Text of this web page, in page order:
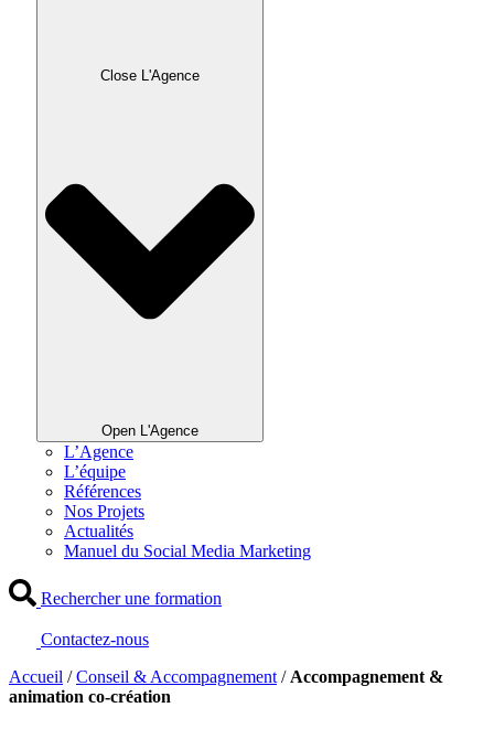
Close L'Agence
Open L'Agence
L’Agence
L’équipe
Références
Nos Projets
Actualités
Manuel du Social Media Marketing
Rechercher une formation
Contactez-nous
Accueil /Conseil & Accompagnement / Accompagnement &
animation co-création